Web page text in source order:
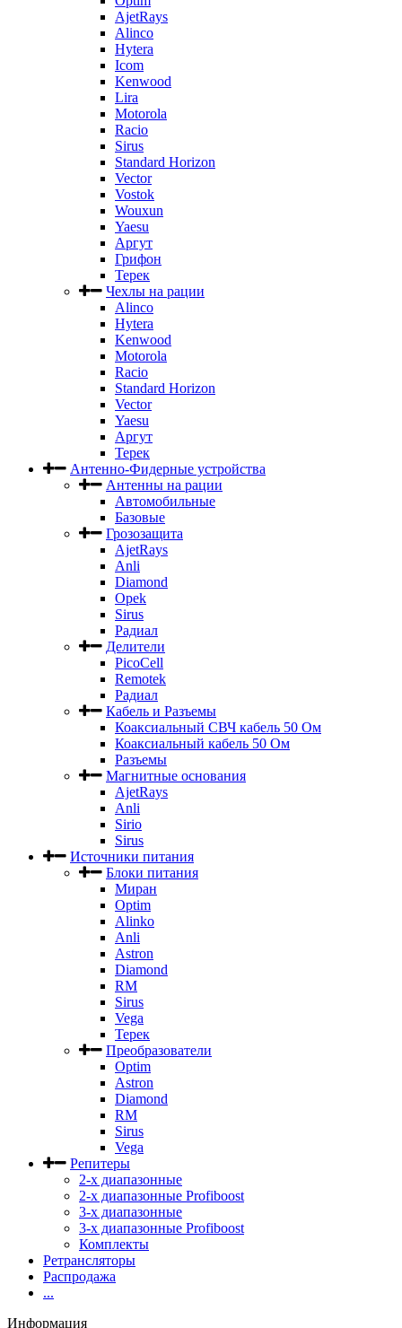
AjetRays
Alinco
Hytera
Icom
Kenwood
Lira
Motorola
Racio
Sirus
Standard Horizon
Vector
Vostok
Wouxun
Yaesu
Аргут
Грифон
Терек
Чехлы на рации
Alinco
Hytera
Kenwood
Motorola
Racio
Standard Horizon
Vector
Yaesu
Аргут
Терек
Антенно-Фидерные устройства
Антенны на рации
Автомобильные
Базовые
Грозозащита
AjetRays
Anli
Diamond
Opek
Sirus
Радиал
Делители
PicoCell
Remotek
Радиал
Кабель и Разъемы
Коаксиальный СВЧ кабель 50 Ом
Коаксиальный кабель 50 Ом
Разъемы
Магнитные основания
AjetRays
Anli
Sirio
Sirus
Источники питания
Блоки питания
Миран
Optim
Alinko
Anli
Astron
Diamond
RM
Sirus
Vega
Терек
Преобразователи
Optim
Astron
Diamond
RM
Sirus
Vega
Репитеры
2-х диапазонные
2-х диапазонные Profiboost
3-х диапазонные
3-х диапазонные Profiboost
Комплекты
Ретрансляторы
Распродажа
...
Информация